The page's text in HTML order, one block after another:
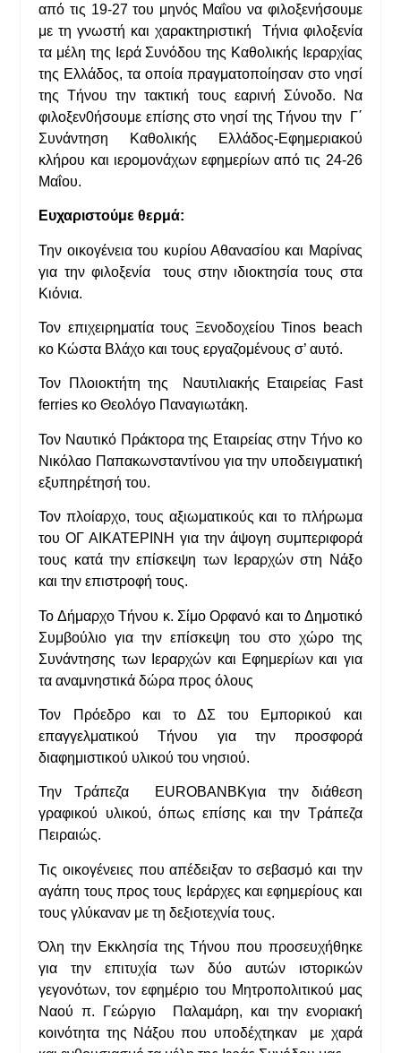
από τις 19-27 του μηνός Μαΐου να φιλοξενήσουμε
με τη γνωστή και χαρακτηριστική Τήνια φιλοξενία
τα μέλη της Ιερά Συνόδου της Καθολικής Ιεραρχίας
της Ελλάδος, τα οποία πραγματοποίησαν στο νησί
της Τήνου την τακτική τους εαρινή Σύνοδο. Να
φιλοξεν0ήσουμε επίσης στο νησί της Τήνου την Γ΄
Συνάντηση Καθολικής Ελλάδος-Εφημεριακού
κλήρου και ιερομονάχων εφημερίων από τις 24-26
Μαΐου.
Ευχαριστούμε θερμά:
Την οικογένεια του κυρίου Αθανασίου και Μαρίνας
για την φιλοξενία τους στην ιδιοκτησία τους στα
Κιόνια.
Τον επιχειρηματία τους Ξενοδοχείου Tinos beach
κο Κώστα Βλάχο και τους εργαζομένους σ’ αυτό.
Τον Πλοιοκτήτη της Ναυτιλιακής Εταιρείας Fast
ferries κο Θεολόγο Παναγιωτάκη.
Τον Ναυτικό Πράκτορα της Εταιρείας στην Τήνο κο
Νικόλαο Παπακωνσταντίνου για την υποδειγματική
εξυπηρέτησή του.
Τον πλοίαρχο, τους αξιωματικούς και το πλήρωμα
του ΟΓ ΑΙΚΑΤΕΡΙΝΗ για την άψογη συμπεριφορά
τους κατά την επίσκεψη των Ιεραρχών στη Νάξο
και την επιστροφή τους.
Το Δήμαρχο Τήνου κ. Σίμο Ορφανό και το Δημοτικό
Συμβούλιο για την επίσκεψη του στο χώρο της
Συνάντησης των Ιεραρχών και Εφημερίων και για
τα αναμνηστικά δώρα προς όλους
Τον Πρόεδρο και το ΔΣ του Εμπορικού και
επαγγελματικού Τήνου για την προσφορά
διαφημιστικού υλικού του νησιού.
Την Τράπεζα EUROBANBKγια την διάθεση
γραφικού υλικού, όπως επίσης και την Τράπεζα
Πειραιώς.
Τις οικογένειες που απέδειξαν το σεβασμό και την
αγάπη τους προς τους Ιεράρχες και εφημερίους και
τους γλύκαναν με τη δεξιοτεχνία τους.
Όλη την Εκκλησία της Τήνου που προσευχήθηκε
για την επιτυχία των δύο αυτών ιστορικών
γεγονότων, τον εφημέριο του Μητροπολιτικού μας
Ναού π. Γεώργιο Παλαμάρη, και την ενοριακή
κοινότητα της Νάξου που υποδέχτηκαν με χαρά